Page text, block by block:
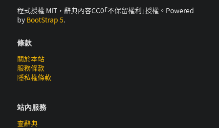
程式授權 MIT，辭典內容CC0｢不保留權利｣授權。Powered
by BootStrap 5.
條款
關於本站
服務條款
隱私權條款
站內服務
查辭典